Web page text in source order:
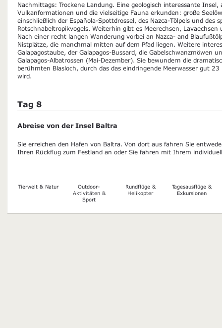
Nachmittags: Trockene Landung. Eine geologisch interessante Insel,
Vulkanformationen und die vielseitige Fauna erkunden: große
einschließlich der Española-Spottdrossel, des Nazca-Tölpels und des
Rotschnabeltropikvogels. Weiterhin gibt es Meerechsen,
Nach einer recht langen Wanderung vorbei an Nazca- and
Nistplätze, die manchmal mitten auf dem Pfad liegen. Weitere
Galapagostaube, der Galapagos-Bussard, die Gabelschwanzmöwen
Galapagos-Albatrossen (Mai-Dezember). Sie bewundern die
berühmten Blasloch, durch das das eindringende Meerwasser gut
wird.
Tag 8
Abreise von der Insel Baltra
Sie erreichen den Hafen von Baltra. Von dort aus fahren Sie
Ihren Rückflug zum Festland an oder Sie fahren mit Ihrem
Tierwelt & Natur
Outdoor-
Aktivitäten &
Sport
Rundflüge &
Helikopter
Tagesausflüge &
Exkursionen